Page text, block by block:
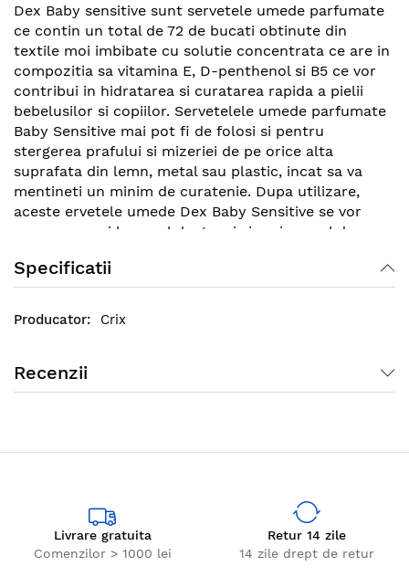
Dex Baby sensitive sunt servetele umede parfumate
ce contin un total de 72 de bucati obtinute din
textile moi imbibate cu solutie concentrata ce are in
compozitia sa vitamina E, D-penthenol si B5 ce vor
contribui in hidratarea si curatarea rapida a pielii
bebelusilor si copiilor. Servetelele umede parfumate
Baby Sensitive mai pot fi de folosi si pentru
stergerea prafului si mizeriei de pe orice alta
suprafata din lemn, metal sau plastic, incat sa va
mentineti un minim de curatenie. Dupa utilizare,
aceste ervetele umede Dex Baby Sensitive se vor
arunca numai la cosul de gunoi si nu in vasul de
Specificatii
Crix
Recenzii
Livrare gratuita
Comenzilor > 1000 lei
Retur 14 zile
14 zile drept de retur